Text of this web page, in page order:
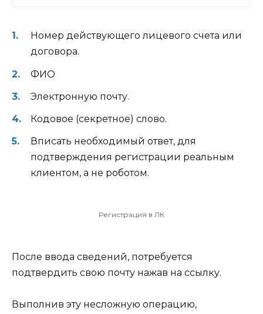
Номер действующего лицевого счета или
договора.
ФИО
Электронную почту.
Кодовое (секретное) слово.
Вписать необходимый ответ, для
подтверждения регистрации реальным
клиентом, а не роботом.
Регистрация в ЛК
После ввода сведений, потребуется
подтвердить свою почту нажав на ссылку.
Выполнив эту несложную операцию,